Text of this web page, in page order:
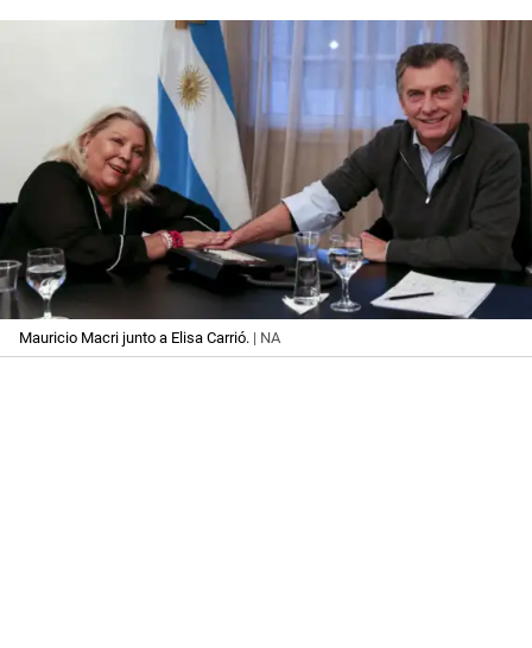
Mauricio Macri junto a Elisa Carrió. | NA